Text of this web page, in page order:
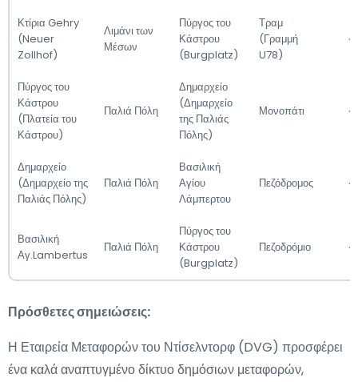
Κτίρια Gehry
(Neuer
Zollhof)
Λιμάνι των
Μέσων
Πύργος του
Κάστρου
(Burgplatz)
Τραμ
(Γραμμή
U78)
Πύργος του
Κάστρου
(Πλατεία του
Κάστρου)
Παλιά Πόλη
Δημαρχείο
(Δημαρχείο
της Παλιάς
Πόλης)
Μονοπάτι
Δημαρχείο
(Δημαρχείο της
Παλιάς Πόλης)
Παλιά Πόλη
Βασιλική
Αγίου
Λάμπερτου
Πεζόδρομος
Βασιλική
Αγ.Lambertus
Παλιά Πόλη
Πύργος του
Κάστρου
(Burgplatz)
Πεζοδρόμιο
Πρόσθετες σημειώσεις:
Η Εταιρεία Μεταφορών του Ντίσελντορφ (DVG) προσφέρει
ένα καλά αναπτυγμένο δίκτυο δημόσιων μεταφορών,